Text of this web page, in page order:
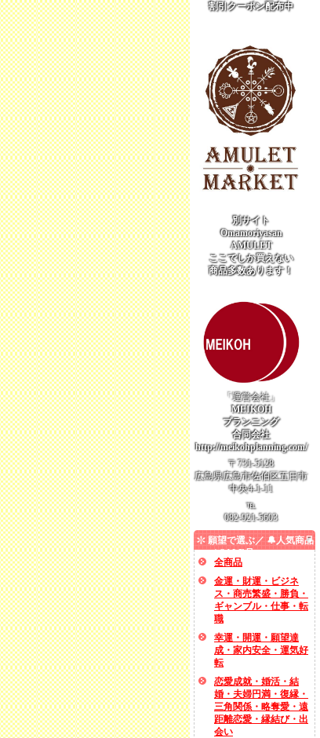
割引クーポン配布中
別サイト
Omamoriyasan
AMULET
ここでしか買えない
商品多数あります！
「運営会社」
MEIKOH
プランニング
合同会社
http://meikohplanning.com/
〒731-5128
広島県広島市佐伯区五日市
中央4-1-11
℡
082-921-5603
願望で選ぶ／ 🔔人気商品
／ SALE品
全商品
金運・財運・ビジネ
ス・商売繁盛・勝負・
ギャンブル・仕事・転
職
幸運・開運・願望達
成・家内安全・運気好
転
恋愛成就・婚活・結
婚・夫婦円満・復縁・
三角関係・略奪愛・遠
距離恋愛・縁結び・出
会い